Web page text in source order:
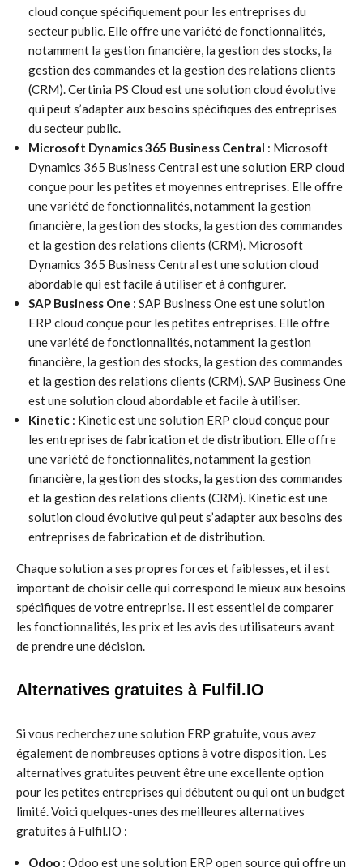
cloud conçue spécifiquement pour les entreprises du
secteur public. Elle offre une variété de fonctionnalités,
notamment la gestion financière, la gestion des stocks, la
gestion des commandes et la gestion des relations clients
(CRM). Certinia PS Cloud est une solution cloud évolutive
qui peut s’adapter aux besoins spécifiques des entreprises
du secteur public.
Microsoft Dynamics 365 Business Central : Microsoft
Dynamics 365 Business Central est une solution ERP cloud
conçue pour les petites et moyennes entreprises. Elle offre
une variété de fonctionnalités, notamment la gestion
financière, la gestion des stocks, la gestion des commandes
et la gestion des relations clients (CRM). Microsoft
Dynamics 365 Business Central est une solution cloud
abordable qui est facile à utiliser et à configurer.
SAP Business One : SAP Business One est une solution
ERP cloud conçue pour les petites entreprises. Elle offre
une variété de fonctionnalités, notamment la gestion
financière, la gestion des stocks, la gestion des commandes
et la gestion des relations clients (CRM). SAP Business One
est une solution cloud abordable et facile à utiliser.
Kinetic : Kinetic est une solution ERP cloud conçue pour
les entreprises de fabrication et de distribution. Elle offre
une variété de fonctionnalités, notamment la gestion
financière, la gestion des stocks, la gestion des commandes
et la gestion des relations clients (CRM). Kinetic est une
solution cloud évolutive qui peut s’adapter aux besoins des
entreprises de fabrication et de distribution.
Chaque solution a ses propres forces et faiblesses, et il est
important de choisir celle qui correspond le mieux aux besoins
spécifiques de votre entreprise. Il est essentiel de comparer
les fonctionnalités, les prix et les avis des utilisateurs avant
de prendre une décision.
Alternatives gratuites à Fulfil.IO
Si vous recherchez une solution ERP gratuite, vous avez
également de nombreuses options à votre disposition. Les
alternatives gratuites peuvent être une excellente option
pour les petites entreprises qui débutent ou qui ont un budget
limité. Voici quelques-unes des meilleures alternatives
gratuites à Fulfil.IO :
Odoo : Odoo est une solution ERP open source qui offre un